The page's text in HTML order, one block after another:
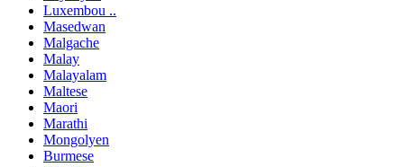
Luxembou ..
Masedwan
Malgache
Malay
Malayalam
Maltese
Maori
Marathi
Mongolyen
Burmese